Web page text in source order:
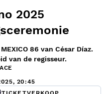
2025
86 van César Díaz.
van de regisseur.
20:45